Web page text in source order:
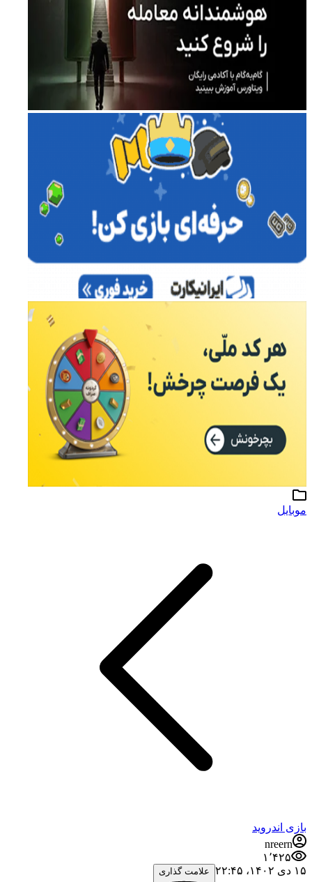
موبایل
بازی اندروید
nreern
۱٬۴۲۵
۱۵ دی ۱۴۰۲،‏ ۲۲:۴۵
علامت گذاری